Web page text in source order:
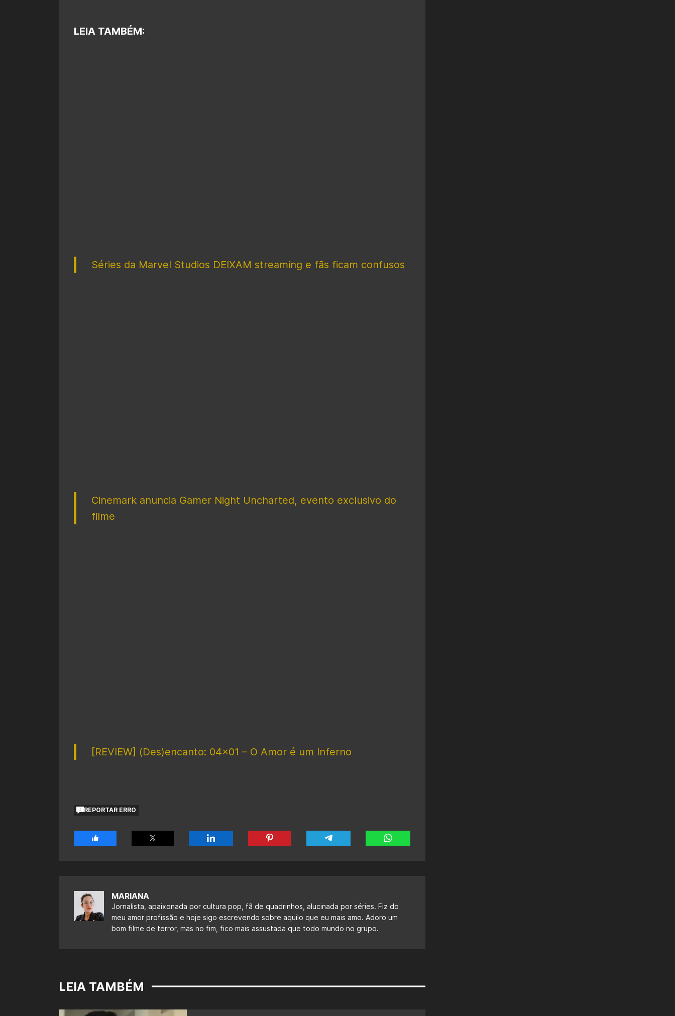
LEIA TAMBÉM:
Séries da Marvel Studios DEIXAM streaming e fãs ficam confusos
Cinemark anuncia Gamer Night Uncharted, evento exclusivo do
filme
[REVIEW] (Des)encanto: 04×01 – O Amor é um Inferno
REPORTAR ERRO
MARIANA
Jornalista, apaixonada por cultura pop, fã de quadrinhos, alucinada por séries. Fiz do
meu amor profissão e hoje sigo escrevendo sobre aquilo que eu mais amo. Adoro um
bom filme de terror, mas no fim, fico mais assustada que todo mundo no grupo.
LEIA TAMBÉM